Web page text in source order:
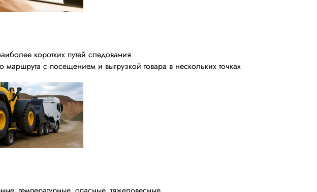
коротких путей следования
с посещением и выгрузкой товара в нескольких точках